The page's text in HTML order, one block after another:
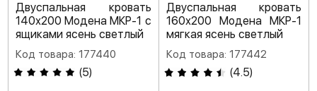
Двуспальная кровать
140х200 Модена МКР-1 с
ящиками ясень светлый
Код товара: 177440
(5)
Двуспальная кровать
160х200 Модена МКР-1
мягкая ясень светлый
Код товара: 177442
(4.5)